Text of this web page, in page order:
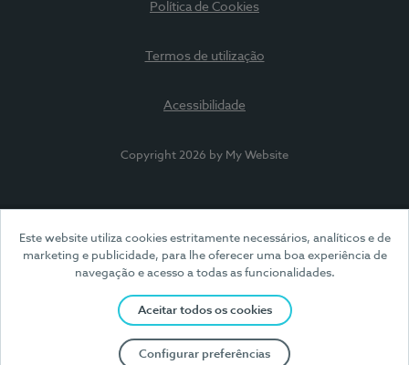
Este website utiliza cookies estritamente necessários, analíticos e de
marketing e publicidade, para lhe oferecer uma boa experiência de
navegação e acesso a todas as funcionalidades.
Aceitar todos os cookies
Configurar preferências
Política de Cookies
Termos de utilização
Acessibilidade
Copyright 2026 by My Website